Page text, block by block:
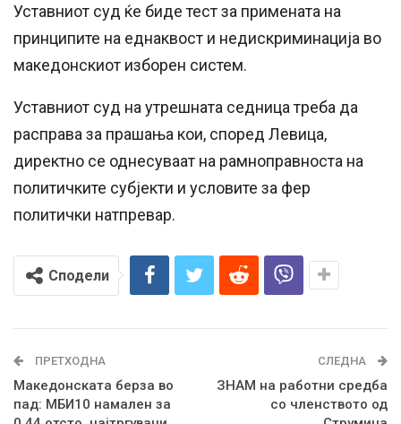
Уставниот суд ќе биде тест за примената на
принципите на еднаквост и недискриминација во
македонскиот изборен систем.
Уставниот суд на утрешната седница треба да
расправа за прашања кои, според Левица,
директно се однесуваат на рамноправноста на
политичките субјекти и условите за фер
политички натпревар.
Сподели
ПРЕТХОДНА
Македонската берза во
пад: МБИ10 намален за
СЛЕДНА
ЗНАМ на работни средба
со членството од